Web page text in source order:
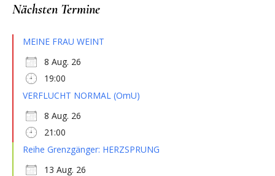
Nächsten Termine
MEINE FRAU WEINT
8 Aug. 26
19:00
VERFLUCHT NORMAL (OmU)
8 Aug. 26
21:00
Reihe Grenzgänger: HERZSPRUNG
13 Aug. 26